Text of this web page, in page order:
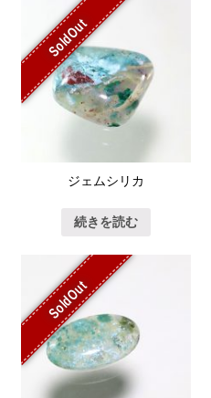
ジェムシリカ
SoldOut
続きを読む
SoldOut